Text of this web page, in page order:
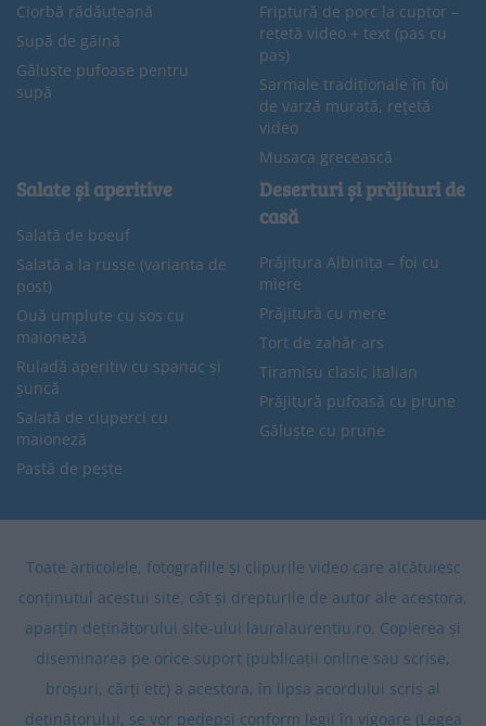
Ciorbă rădăuțeană
Supă de găină
Găluște pufoase pentru
supă
Friptură de porc la cuptor –
rețetă video + text (pas cu
pas)
Sarmale tradiționale în foi
de varză murată, rețetă
video
Musaca grecească
Salate și aperitive
Salată de boeuf
Salată a la russe (varianta de
post)
Ouă umplute cu sos cu
maioneză
Ruladă aperitiv cu spanac și
șuncă
Salată de ciuperci cu
maioneză
Pastă de pește
Deserturi și prăjituri de
casă
Prăjitura Albinița – foi cu
miere
Prăjitură cu mere
Tort de zahăr ars
Tiramisu clasic italian
Prăjitură pufoasă cu prune
Găluște cu prune
Toate articolele, fotografiile și clipurile video care alcătuiesc
conținutul acestui site, cât și drepturile de autor ale acestora,
aparțin deținătorului site-ului lauralaurentiu.ro. Copierea și
diseminarea pe orice suport (publicații online sau scrise,
broșuri, cărți etc) a acestora, în lipsa acordului scris al
deținătorului, se vor pedepsi conform legii în vigoare (Legea